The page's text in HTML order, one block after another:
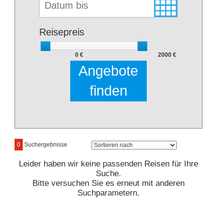
Reisepreis
0 € 2000 €
Angebote
finden
0 Suchergebnisse
Leider haben wir keine passenden Reisen für Ihre
Suche.
Bitte versuchen Sie es erneut mit anderen
Suchparametern.